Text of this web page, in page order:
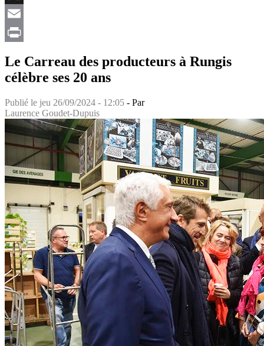
X
Email
Le Carreau des producteurs à Rungis
célèbre ses 20 ans
Publié le jeu 26/09/2024 - 12:05 - Par
Laurence Goudet-Dupuis